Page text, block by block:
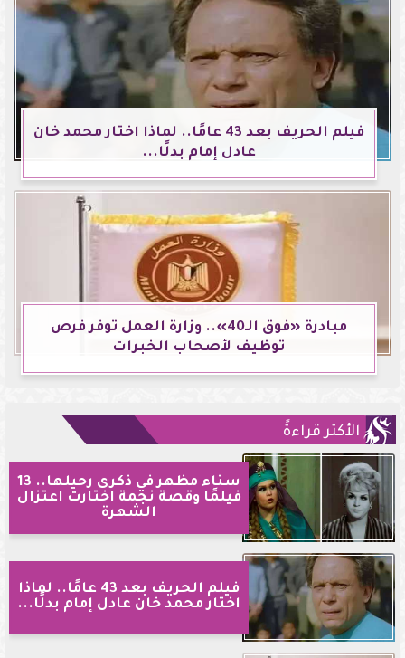
فيلم الحريف بعد 43 عامًا.. لماذا اختار محمد خان
عادل إمام بدلًا...
مبادرة «فوق الـ40».. وزارة العمل توفر فرص
توظيف لأصحاب الخبرات
الأكثر قراءةً
سناء مظهر في ذكرى رحيلها.. 13
فيلمًا وقصة نجمة اختارت اعتزال
الشهرة
فيلم الحريف بعد 43 عامًا.. لماذا
اختار محمد خان عادل إمام بدلًا...